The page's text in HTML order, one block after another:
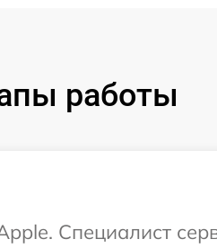
работы
Специалист